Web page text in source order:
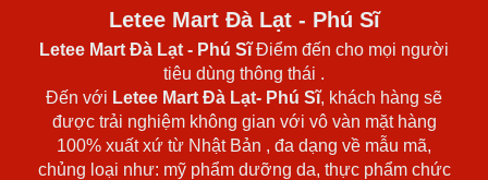
Letee Mart Đà Lạt - Phú Sĩ
Letee Mart Đà Lạt - Phú SĩĐiểm đến cho mọi người
tiêu dùng thông thái .
Đến với Letee Mart Đà Lạt- Phú Sĩ, khách hàng sẽ
được trải nghiệm không gian với vô vàn mặt hàng
100% xuất xứ từ Nhật Bản , đa dạng về mẫu mã,
chủng loại như: mỹ phẩm dưỡng da, thực phẩm chức